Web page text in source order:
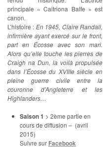
principale « Caitriona Balfe » est
canon.
L’histoire : En 1945, Claire Randall,
infirmière ayant exercé sur le front,
part en Écosse avec son mari.
Alors qu’elle touche les pierres de
Craigh na Dun, la voilà propulsée
dans l’Écosse du XVIIIe siècle en
pleine guerre civile entre la
couronne d’Angleterre et les
Highlanders…
Saison 1 > 2ème partie en
cours de diffusion – (avril
2015)
Suivre sur Facebook